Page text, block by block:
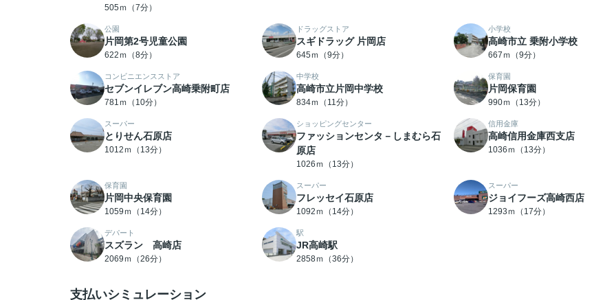
505ｍ（7分）
公園
片岡第2号児童公園
622ｍ（8分）
ドラッグストア
スギドラッグ 片岡店
645ｍ（9分）
小学校
高崎市立 乗附小学校
667ｍ（9分）
コンビニエンスストア
セブンイレブン高崎乗附町店
781ｍ（10分）
中学校
高崎市立片岡中学校
834ｍ（11分）
保育園
片岡保育園
990ｍ（13分）
スーパー
とりせん石原店
1012ｍ（13分）
ショッピングセンター
ファッションセンタ－しまむら石
原店
1026ｍ（13分）
信用金庫
高崎信用金庫西支店
1036ｍ（13分）
保育園
片岡中央保育園
1059ｍ（14分）
スーパー
フレッセイ石原店
1092ｍ（14分）
スーパー
ジョイフーズ高崎西店
1293ｍ（17分）
デパート
スズラン 高崎店
2069ｍ（26分）
駅
JR高崎駅
2858ｍ（36分）
支払いシミュレーション